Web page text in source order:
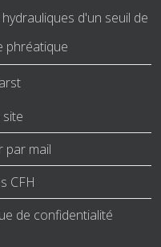
d'un seuil de
phréatique
par mail
CFH
de confidentialité